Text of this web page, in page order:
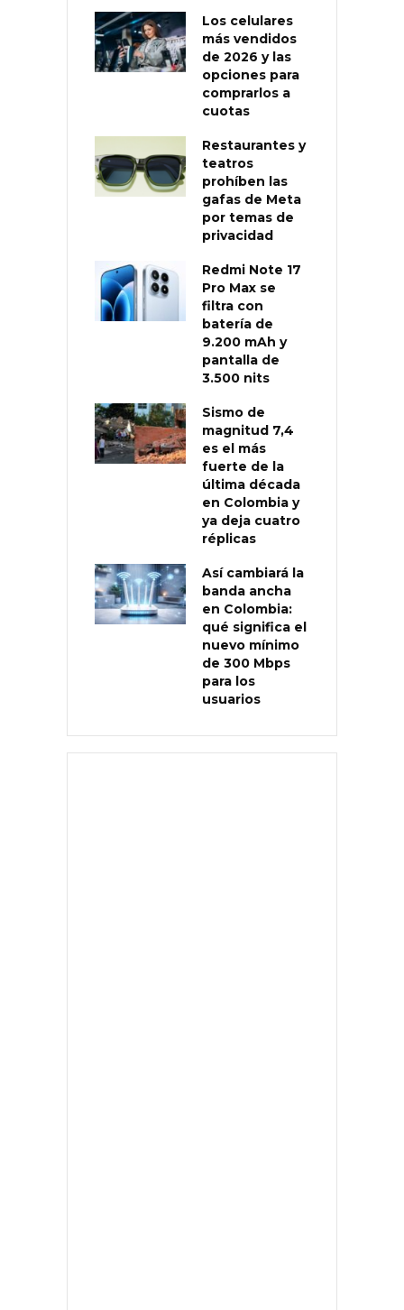
Los celulares
más vendidos
de 2026 y las
opciones para
comprarlos a
cuotas
Restaurantes y
teatros
prohíben las
gafas de Meta
por temas de
privacidad
Redmi Note 17
Pro Max se
filtra con
batería de
9.200 mAh y
pantalla de
3.500 nits
Sismo de
magnitud 7,4
es el más
fuerte de la
última década
en Colombia y
ya deja cuatro
réplicas
Así cambiará la
banda ancha
en Colombia:
qué significa el
nuevo mínimo
de 300 Mbps
para los
usuarios